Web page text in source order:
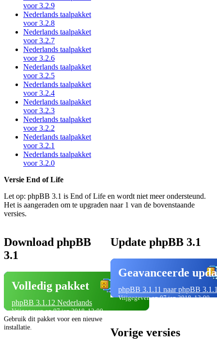
voor 3.2.9
Nederlands taalpakket
voor 3.2.8
Nederlands taalpakket
voor 3.2.7
Nederlands taalpakket
voor 3.2.6
Nederlands taalpakket
voor 3.2.5
Nederlands taalpakket
voor 3.2.4
Nederlands taalpakket
voor 3.2.3
Nederlands taalpakket
voor 3.2.2
Nederlands taalpakket
voor 3.2.1
Nederlands taalpakket
voor 3.2.0
Versie End of Life
Let op: phpBB 3.1 is End of Life en wordt niet meer ondersteund.
Het is aangeraden om te upgraden naar 1 van de bovenstaande
versies.
Download phpBB
3.1
Volledig pakket
phpBB 3.1.12 Nederlands
Vrijgegeven op 07 jan 2018, 12:00
Gebruik dit pakket voor een nieuwe
installatie.
Update phpBB 3.1
Geavanceerde
phpBB 3.1.11 naar phpBB
Vrijgegeven op 07 jan 2018, 12:00
Vorige versies